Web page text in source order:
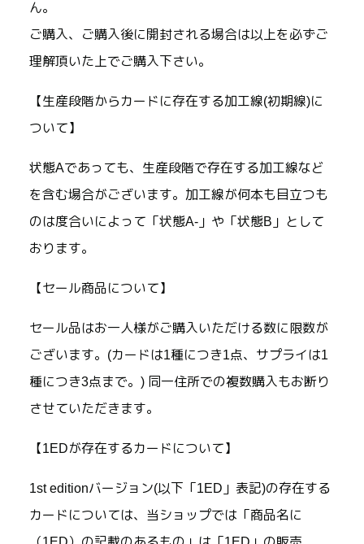
ん。
ご購入、ご購入後に開封される場合は以上を必ずご
理解頂いた上でご購入下さい。
【生産段階からカードに存在する加工線(初期線)に
ついて】
状態Aであっても、生産段階で存在する加工線など
を含む場合がございます。加工線が何本も目立つも
のは度合いによって「状態A-」や「状態B」として
おります。
【セール商品について】
セール品はお一人様がご購入いただける数に限数が
ございます。(カードは1種につき1点、サプライは1
種につき3点まで。) 同一住所での複数購入もお断り
させていただきます。
【1EDが存在するカードについて】
1st editionバージョン(以下「1ED」表記)の存在する
カードについては、当ショップでは「商品名に